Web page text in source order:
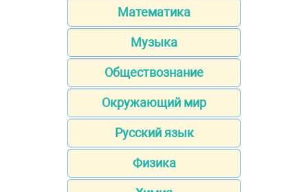
Математика
Музыка
Обществознание
Окружающий мир
Русский язык
Физика